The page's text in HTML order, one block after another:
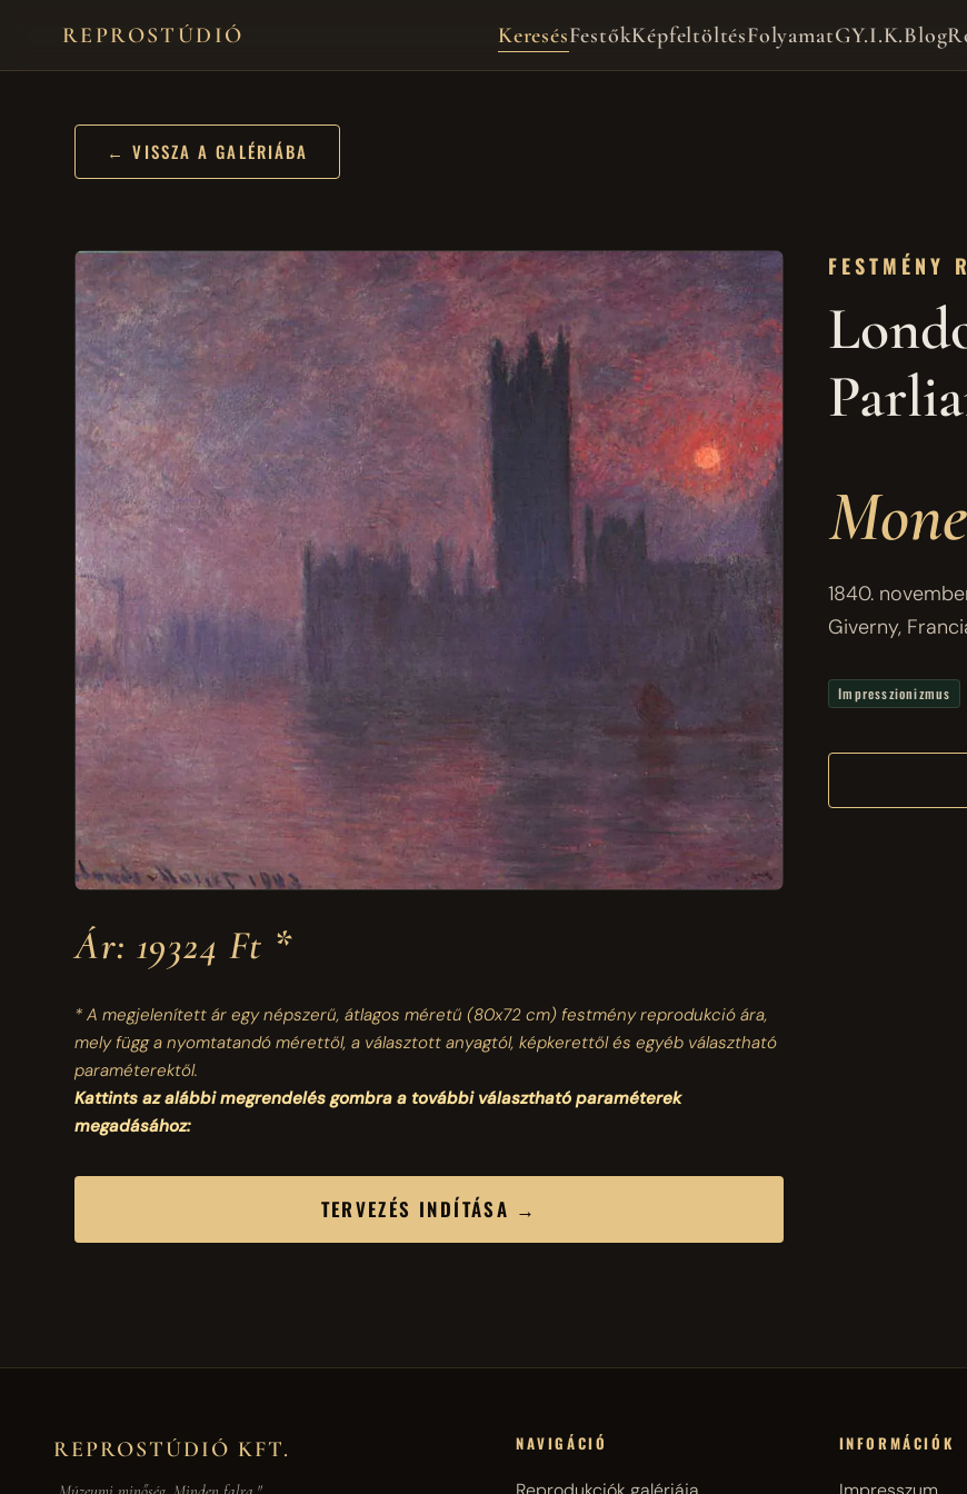
REPROSTÚDIÓ KeresésFestőkKépfeltöltésFolyamatGY.I.K.Blog
← VISSZA A GALÉRIÁBA
Ár: 19324 Ft *
* A megjelenített ár egy népszerű, átlagos méretű(80x72 cm) festmény reprodukció ára,
mely függ a nyomtatandó mérettől, a választott anyagtól, képkerettől és egyéb választható
paraméterektől.
Kattints az alábbi megrendelés gombra a további választható paraméterek
megadásához:
TERVEZÉS INDÍTÁSA →
FESTMÉNY
1840.
Giverny,
Impresszionizmus
REPROSTÚDIÓ KFT. NAVIGÁCIÓ INFORMÁCIÓK